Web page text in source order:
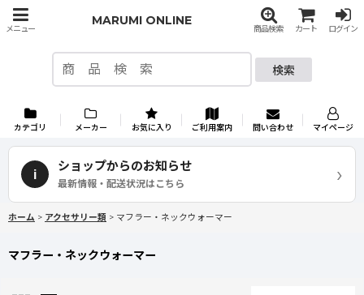
メニュー
MARUMI ONLINE
商品検索 カート ログイン
検索
カテゴリ メーカー お気に入り ご利用案内 問い合わせ マイページ
i
ショップからのお知らせ
最新情報・配送状況はこちら ›
ホーム > アクセサリー類 > マフラー・ネックウォーマー
マフラー・ネックウォーマー